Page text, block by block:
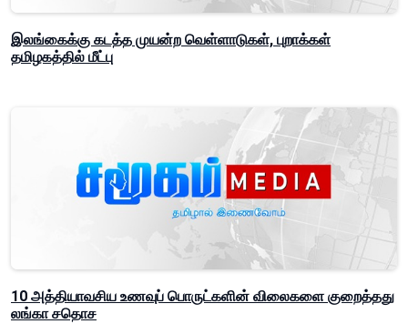
இலங்கைக்கு கடத்த முயன்ற வெள்ளாடுகள், புறாக்கள்
தமிழகத்தில் மீட்பு
10 அத்தியாவசிய உணவுப் பொருட்களின் விலைகளை குறைத்தது
லங்கா சதொச